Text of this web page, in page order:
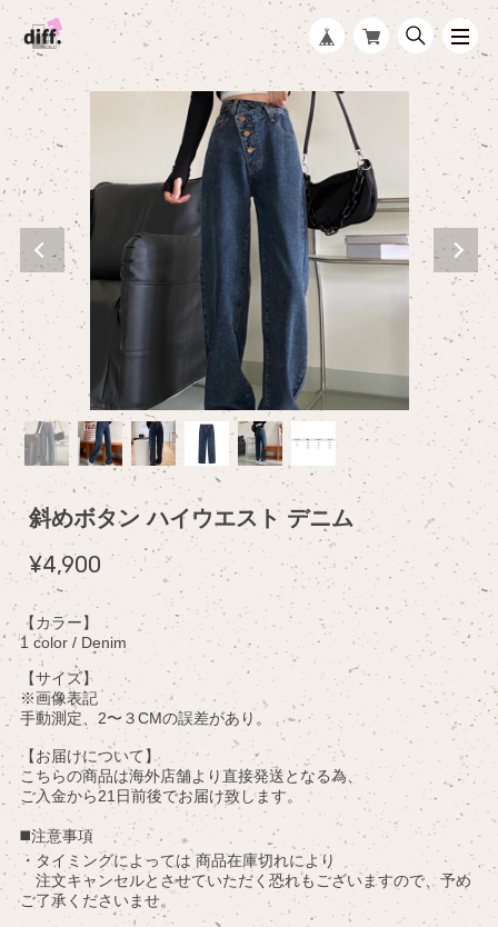
斜めボタン ハイウエスト デニム
¥4,900
【カラー】
1 color / Denim
【サイズ】
※画像表記
手動測定、2〜３CMの誤差があり。
【お届けについて】
こちらの商品は海外店舗より直接発送となる為、
ご入金から21日前後でお届け致します。
◼️注意事項
・タイミングによっては 商品在庫切れにより
注文キャンセルとさせていただく恐れもございますので、予め
ご了承くださいませ。